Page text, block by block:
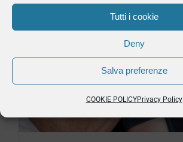
Tutti i cookie
Deny
Salva preferenze
COOKIE POLICYPrivacy Policy